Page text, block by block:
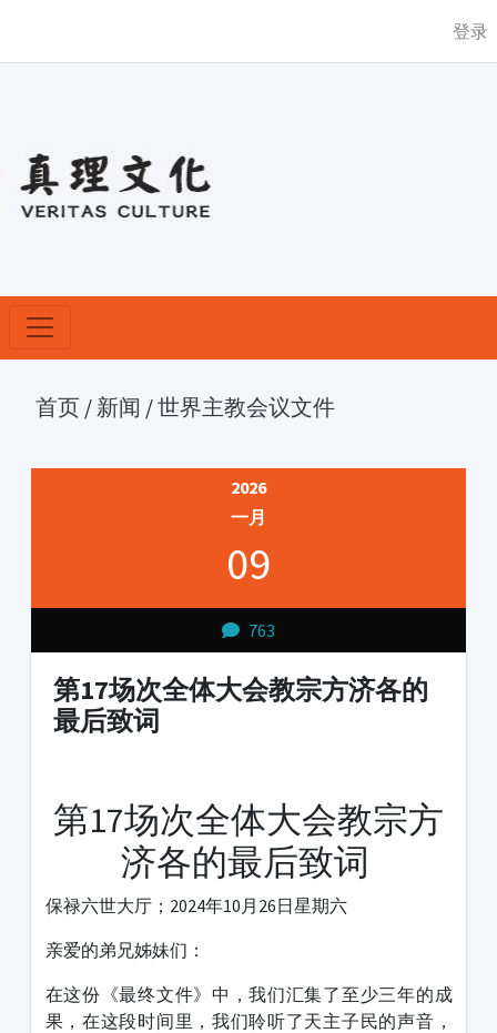
登录
首页 / 新闻 /世界主教会议文件
2026
一月
09
763
第17场次全体大会教宗方济各的
最后致词
第17场次全体大会教宗方
济各的最后致词
保禄六世大厅；2024年10月26日星期六
亲爱的弟兄姊妹们：
在这份《最终文件》中，我们汇集了至少三年的成
果，在这段时间里，我们聆听了天主子民的声音，